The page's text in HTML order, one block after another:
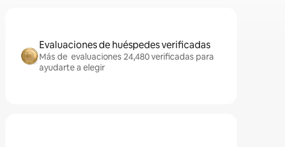
Evaluaciones de huéspedes verificadas
Más de evaluaciones 24,480 verificadas para
ayudarte a elegir